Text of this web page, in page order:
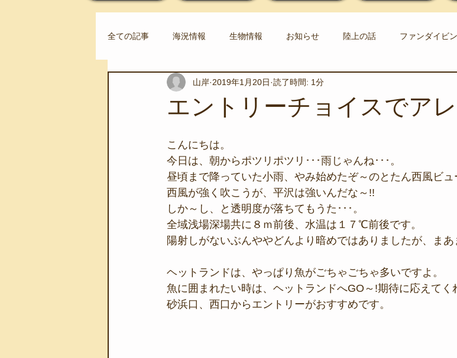
全ての記事 海況情報 生物情報 お知らせ 陸上の話 ファンダイビ
スノーケリングツアー 自然環境保全 ワカメの養殖
自然体験学習 バーベキュー スタッフが思うこと 安全対策 イベ
地域のこと 磯あそび教室 環境保全活動 施設 水中技術実証フィー
エントリーチョイスでア
山岸 2019年1月20日 読了時間: 1分
こんにちは。
今日は、朝からポツリポツリ･･･雨じゃんね･･･。
昼頃まで降っていた小雨、やみ始めたぞ～のとたん西風ビュ
西風が強く吹こうが、平沢は強いんだな～!!
しか～し、と透明度が落ちてもうた･･･。
全域浅場深場共に８ｍ前後、水温は１７℃前後です。
陽射しがないぶんややどんより暗めではありましたが、まあ
ヘットランドは、やっぱり魚がごちゃごちゃ多いですよ。
魚に囲まれたい時は、ヘットランドへGO～!期待に応えてく
砂浜口、西口からエントリーがおすすめです。